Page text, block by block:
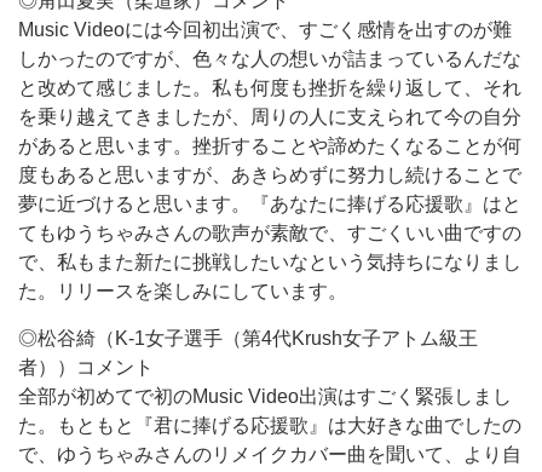
Music Videoには今回初出演で、すごく感情を出すのが難
しかったのですが、色々な人の想いが詰まっているんだな
と改めて感じました。私も何度も挫折を繰り返して、それ
を乗り越えてきましたが、周りの人に支えられて今の自分
があると思います。挫折することや諦めたくなることが何
度もあると思いますが、あきらめずに努力し続けることで
夢に近づけると思います。『あなたに捧げる応援歌』はと
てもゆうちゃみさんの歌声が素敵で、すごくいい曲ですの
で、私もまた新たに挑戦したいなという気持ちになりまし
た。リリースを楽しみにしています。
◎松谷綺（K-1女子選手（第4代Krush女子アトム級王
者））コメント
全部が初めてで初のMusic Video出演はすごく緊張しまし
た。もともと『君に捧げる応援歌』は大好きな曲でしたの
で、ゆうちゃみさんのリメイクカバー曲を聞いて、より自